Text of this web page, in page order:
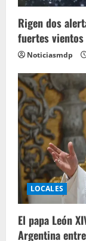
Rigen dos
fuertes
Noticiasmdp
LOCALES
El papa León
Argentina